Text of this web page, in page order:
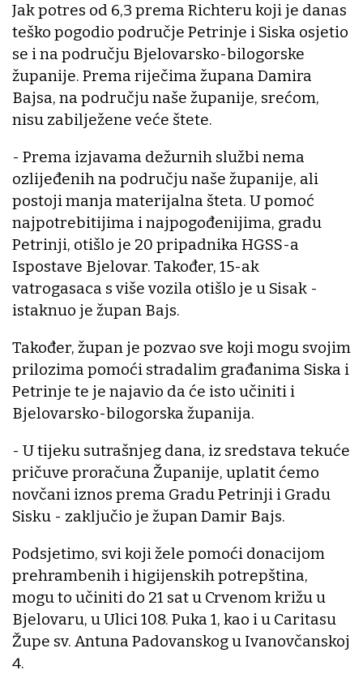
Jak potres od 6,3 prema Richteru koji je danas
teško pogodio područje Petrinje i Siska osjetio
se i na području Bjelovarsko-bilogorske
županije. Prema riječima župana Damira
Bajsa, na području naše županije, srećom,
nisu zabilježene veće štete.
- Prema izjavama dežurnih službi nema
ozlijeđenih na području naše županije, ali
postoji manja materijalna šteta. U pomoć
najpotrebitijima i najpogođenijima, gradu
Petrinji, otišlo je 20 pripadnika HGSS-a
Ispostave Bjelovar. Također, 15-ak
vatrogasaca s više vozila otišlo je u Sisak -
istaknuo je župan Bajs.
Također, župan je pozvao sve koji mogu svojim
prilozima pomoći stradalim građanima Siska i
Petrinje te je najavio da će isto učiniti i
Bjelovarsko-bilogorska županija.
- U tijeku sutrašnjeg dana, iz sredstava tekuće
pričuve proračuna Županije, uplatit ćemo
novčani iznos prema Gradu Petrinji i Gradu
Sisku - zaključio je župan Damir Bajs.
Podsjetimo, svi koji žele pomoći donacijom
prehrambenih i higijenskih potrepština,
mogu to učiniti do 21 sat u Crvenom križu u
Bjelovaru, u Ulici 108. Puka 1, kao i u Caritasu
Župe sv. Antuna Padovanskog u Ivanovčanskoj
4.